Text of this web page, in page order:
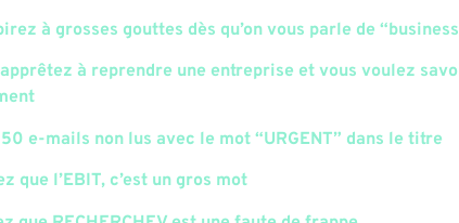
à grosses gouttes dès qu’on vous parle de
à reprendre une entreprise et vous voulez
e-mails non lus avec le mot “URGENT” dans le titre
que l’EBIT, c’est un gros mot